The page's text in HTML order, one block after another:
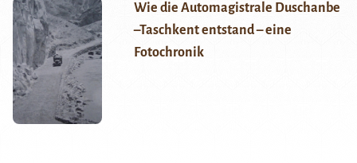
Wie die Automagistrale Duschanbe
–Taschkent entstand – eine
Fotochronik